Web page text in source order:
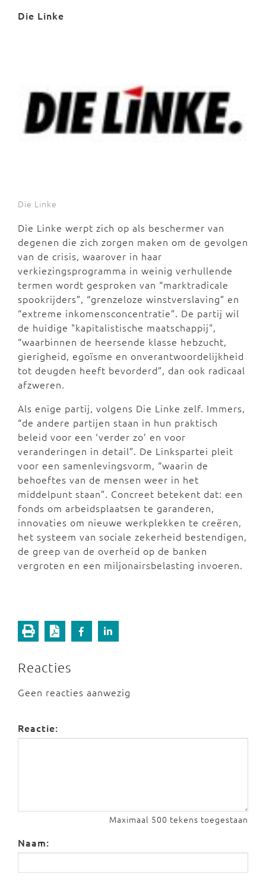
Die Linke
Die Linke
Die Linke werpt zich op als beschermer van
degenen die zich zorgen maken om de gevolgen
van de crisis, waarover in haar
verkiezingsprogramma in weinig verhullende
termen wordt gesproken van “marktradicale
spookrijders”, “grenzeloze winstverslaving” en
“extreme inkomensconcentratie”. De partij wil
de huidige "kapitalistische maatschappij",
“waarbinnen de heersende klasse hebzucht,
gierigheid, egoïsme en onverantwoordelijkheid
tot deugden heeft bevorderd”, dan ook radicaal
afzweren.
Als enige partij, volgens Die Linke zelf. Immers,
“de andere partijen staan in hun praktisch
beleid voor een ‘verder zo’ en voor
veranderingen in detail”. De Linkspartei pleit
voor een samenlevingsvorm, “waarin de
behoeftes van de mensen weer in het
middelpunt staan”. Concreet betekent dat: een
fonds om arbeidsplaatsen te garanderen,
innovaties om nieuwe werkplekken te creëren,
het systeem van sociale zekerheid bestendigen,
de greep van de overheid op de banken
vergroten en een miljonairsbelasting invoeren.
Reacties
Geen reacties aanwezig
Reactie:
Maximaal 500 tekens toegestaan
Naam: